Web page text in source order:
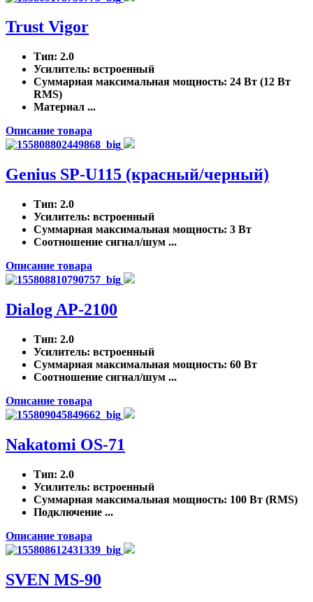
Trust Vigor
Тип: 2.0
Усилитель: встроенный
Суммарная максимальная мощность: 24 Вт (12 Вт
RMS)
Материал ...
Описание товара
Genius SP-U115 (красный/черный)
Тип: 2.0
Усилитель: встроенный
Суммарная максимальная мощность: 3 Вт
Соотношение сигнал/шум ...
Описание товара
Dialog AP-2100
Тип: 2.0
Усилитель: встроенный
Суммарная максимальная мощность: 60 Вт
Соотношение сигнал/шум ...
Описание товара
Nakatomi OS-71
Тип: 2.0
Усилитель: встроенный
Суммарная максимальная мощность: 100 Вт (RMS)
Подключение ...
Описание товара
SVEN MS-90